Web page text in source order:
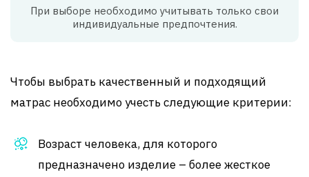
При выборе необходимо учитывать только свои
индивидуальные предпочтения.
Чтобы выбрать качественный и подходящий
матрас необходимо учесть следующие критерии:
Возраст человека, для которого
предназначено изделие – более жесткое